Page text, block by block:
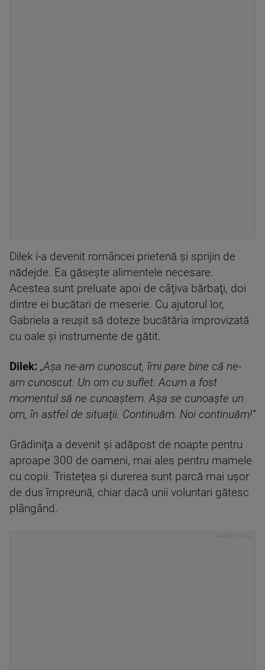
Dilek i-a devenit româncei prietenă şi sprijin de
nădejde. Ea găseşte alimentele necesare.
Acestea sunt preluate apoi de câţiva bărbaţi, doi
dintre ei bucătari de meserie. Cu ajutorul lor,
Gabriela a reuşit să doteze bucătăria improvizată
cu oale şi instrumente de gătit.
Dilek: „Aşa ne-am cunoscut, îmi pare bine că ne-
am cunoscut. Un om cu suflet. Acum a fost
momentul să ne cunoaştem. Aşa se cunoaşte un
om, în astfel de situaţii. Continuăm. Noi continuăm!”
Grădiniţa a devenit şi adăpost de noapte pentru
aproape 300 de oameni, mai ales pentru mamele
cu copii. Tristeţea şi durerea sunt parcă mai uşor
de dus împreună, chiar dacă unii voluntari gătesc
plângând.